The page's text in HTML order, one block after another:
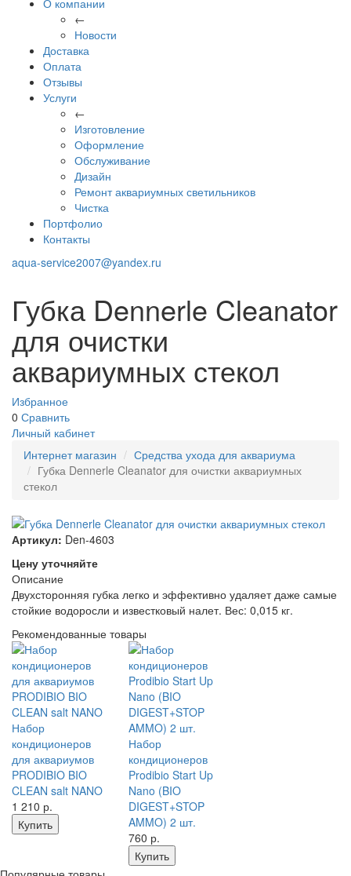
О компании
←
Новости
Доставка
Оплата
Отзывы
Услуги
←
Изготовление
Оформление
Обслуживание
Дизайн
Ремонт аквариумных светильников
Чистка
Портфолио
Контакты
aqua-service2007@yandex.ru
Губка Dennerle Cleanator
для очистки
аквариумных стекол
Избранное
0 Сравнить
Личный кабинет
Интернет магазин
Средства ухода для аквариума
Губка Dennerle Cleanator для очистки аквариумных
стекол
Артикул: Den-4603
Цену уточняйте
Описание
Двухсторонняя губка легко и эффективно удаляет даже самые
стойкие водоросли и известковый налет. Вес: 0,015 кг.
Рекомендованные товары
Набор
кондиционеров
для аквариумов
PRODIBIO BIO
CLEAN salt NANO
1 210 р.
Купить
Набор
кондиционеров
Prodibio Start Up
Nano (BIO
DIGEST+STOP
AMMO) 2 шт.
760 р.
Купить